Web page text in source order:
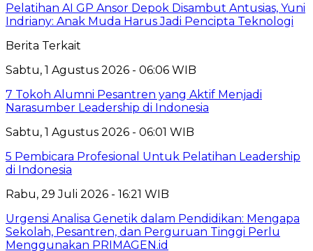
Pelatihan AI GP Ansor Depok Disambut Antusias, Yuni
Indriany: Anak Muda Harus Jadi Pencipta Teknologi
Berita Terkait
Sabtu, 1 Agustus 2026 - 06:06 WIB
7 Tokoh Alumni Pesantren yang Aktif Menjadi
Narasumber Leadership di Indonesia
Sabtu, 1 Agustus 2026 - 06:01 WIB
5 Pembicara Profesional Untuk Pelatihan Leadership
di Indonesia
Rabu, 29 Juli 2026 - 16:21 WIB
Urgensi Analisa Genetik dalam Pendidikan: Mengapa
Sekolah, Pesantren, dan Perguruan Tinggi Perlu
Menggunakan PRIMAGEN.id